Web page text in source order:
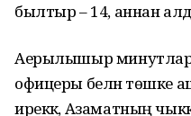
былтыр – 14, аннан
Аерылышыр минутлар
офицеры белән төшке
иреккә, Азаматның